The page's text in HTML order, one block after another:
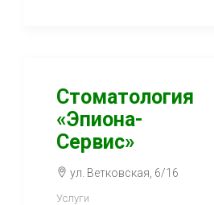
Стоматология
«Эпиона-
Сервис»
ул. Ветковская, 6/16
Услуги